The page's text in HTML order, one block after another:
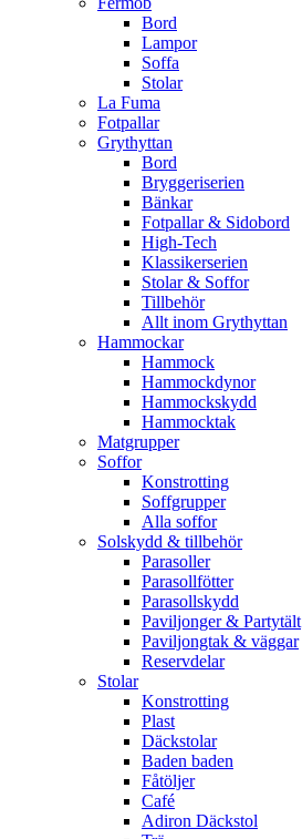
Bord
Lampor
Soffa
Stolar
La Fuma
Fotpallar
Grythyttan
Bord
Bryggeriserien
Bänkar
Fotpallar & Sidobord
High-Tech
Klassikerserien
Stolar & Soffor
Tillbehör
Allt inom Grythyttan
Hammockar
Hammock
Hammockdynor
Hammockskydd
Hammocktak
Matgrupper
Soffor
Konstrotting
Soffgrupper
Alla soffor
Solskydd & tillbehör
Parasoller
Parasollfötter
Parasollskydd
Paviljonger & Partytält
Paviljongtak & väggar
Reservdelar
Stolar
Konstrotting
Plast
Däckstolar
Baden baden
Fåtöljer
Café
Adiron Däckstol